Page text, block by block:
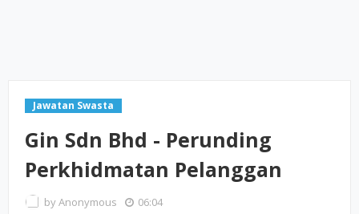
Jawatan Swasta
Gin Sdn Bhd - Perunding
Perkhidmatan Pelanggan
byAnonymous 06:04